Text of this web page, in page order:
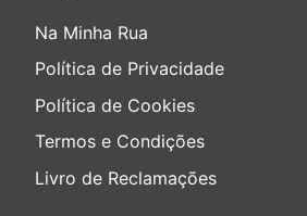
Na Minha Rua
Política de Privacidade
Política de Cookies
Termos e Condições
Livro de Reclamações